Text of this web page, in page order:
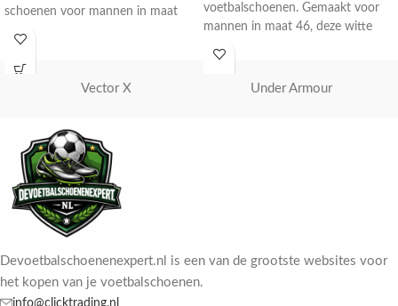
schoenen voor mannen in maat
voetbalschoenen. Gemaakt voor
mannen in maat 46, deze witte
veld.
Vector X Under Armour
Devoetbalschoenenexpert.nl is een van de grootste websites voor
het kopen van je voetbalschoenen.
info@clicktrading.nl